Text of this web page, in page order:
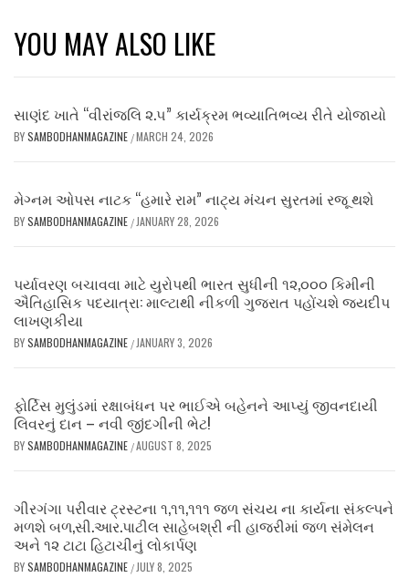
YOU MAY ALSO LIKE
સાણંદ ખાતે “વીરાંજલિ ૨.૫” કાર્યક્રમ ભવ્યાતિભવ્ય રીતે યોજાયો
BYSAMBODHANMAGAZINE /MARCH 24, 2026
મેગ્નમ ઓપસ નાટક “હમારે રામ” નાટ્ય મંચન સુરતમાં રજૂ થશે
BYSAMBODHANMAGAZINE / JANUARY 28, 2026
પર્યાવરણ બચાવવા માટે યુરોપથી ભારત સુધીની ૧૨,૦૦૦ કિમીની
ઐતિહાસિક પદયાત્રા: માલ્ટાથી નીકળી ગુજરાત પહોંચશે જયદીપ
લાખણકીયા
BYSAMBODHANMAGAZINE / JANUARY 3, 2026
ફોર્ટિસ મુલુંડમાં રક્ષાબંધન પર ભાઈએ બહેનને આપ્યું જીવનદાયી
લિવરનું દાન – નવી જીંદગીની ભેટ!
BYSAMBODHANMAGAZINE /AUGUST 8, 2025
ગીરગંગા પરીવાર ટ્રસ્ટના ૧,૧૧,૧૧૧ જળ સંચય ના કાર્યના સંકલ્પને
મળશે બળ,સી.આર.પાટીલ સાહેબશ્રી ની હાજરીમાં જળ સંમેલન
અને ૧૨ ટાટા હિટાચીનું લોકાર્પણ
BYSAMBODHANMAGAZINE / JULY 8, 2025